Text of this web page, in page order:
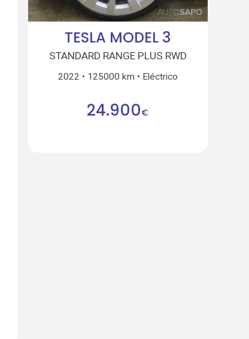
TESLA MODEL 3
STANDARD RANGE PLUS RWD
2022 125000 km Eléctrico
24.900€